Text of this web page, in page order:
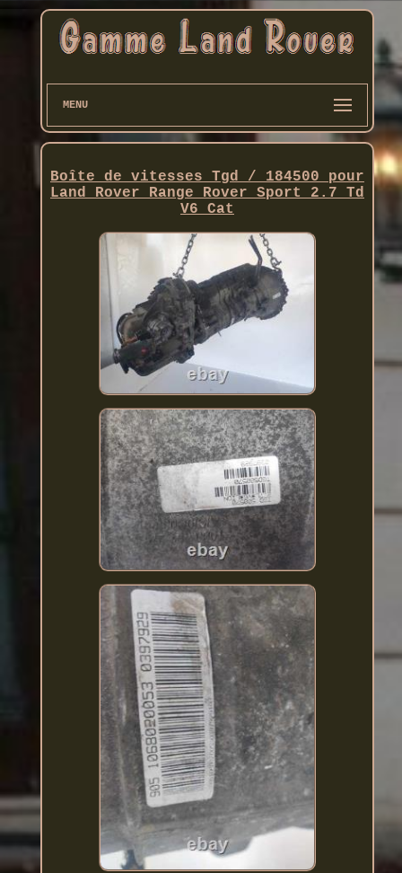
MENU
Boîte de vitesses Tgd / 184500 pour
Land Rover Range Rover Sport 2.7 Td
V6 Cat